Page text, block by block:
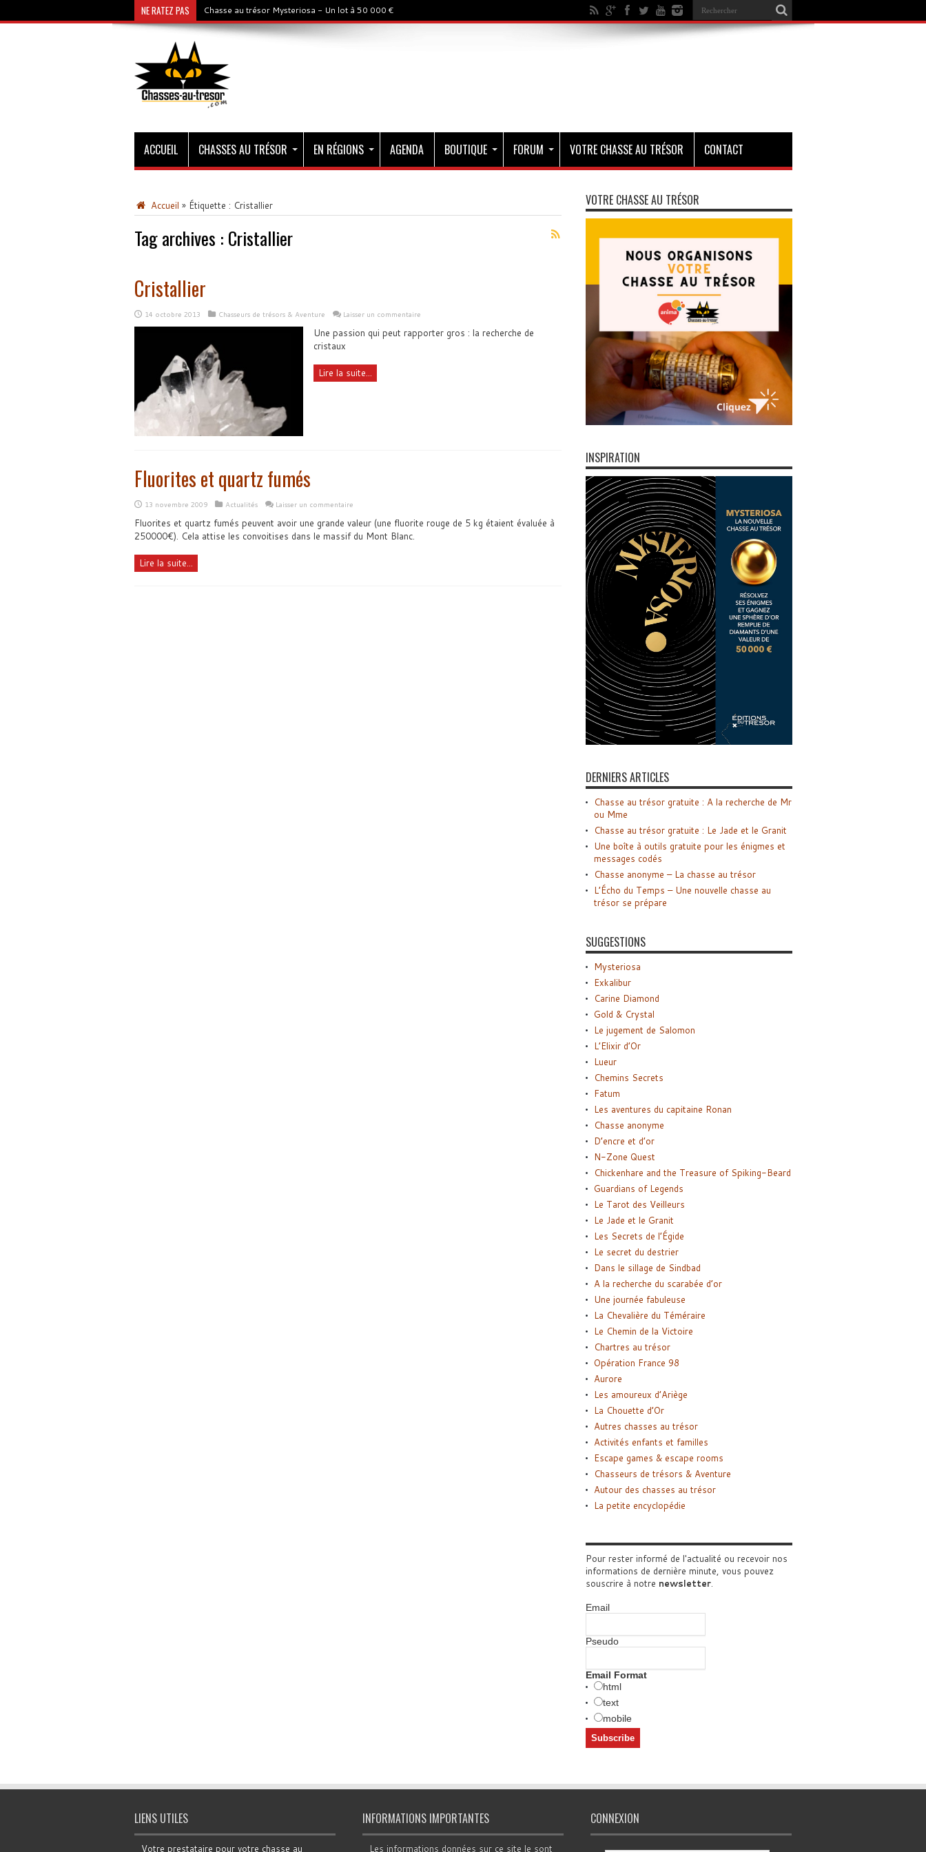
NE RATEZ PAS Chasse au trésor Mysteriosa - Un lot à 50 000 €
ACCUEIL CHASSES AU TRÉSOR EN RÉGIONS AGENDA BOUTIQUE FORUM VOTRE CHASSE AU TRÉSOR CONTACT
Accueil » Étiquette : Cristallier
Tag archives : Cristallier
Cristallier
14 octobre 2013 Chasseurs de trésors & Aventure Laisser un commentaire
Une passion qui peut rapporter gros : la recherche de
cristaux
Lire la suite...
Fluorites et quartz fumés
13 novembre 2009 Actualités Laisser un commentaire
Fluorites et quartz fumés peuvent avoir une grande valeur (une fluorite rouge de 5 kg étaient évaluée à
250000€). Cela attise les convoitises dans le massif du Mont Blanc.
Lire la suite...
VOTRE CHASSE AU TRÉSOR
INSPIRATION
DERNIERS ARTICLES
Chasse au trésor gratuite : A la recherche de Mr
ou Mme
Chasse au trésor gratuite : Le Jade et le Granit
Une boîte à outils gratuite pour les énigmes et
messages codés
Chasse anonyme – La chasse au trésor
L’Écho du Temps – Une nouvelle chasse au
trésor se prépare
SUGGESTIONS
Mysteriosa
Exkalibur
Carine Diamond
Gold & Crystal
Le jugement de Salomon
L’Elixir d’Or
Lueur
Chemins Secrets
Fatum
Les aventures du capitaine Ronan
Chasse anonyme
D’encre et d’or
N-Zone Quest
Chickenhare and the Treasure of Spiking-Beard
Guardians of Legends
Le Tarot des Veilleurs
Le Jade et le Granit
Les Secrets de l’Égide
Le secret du destrier
Dans le sillage de Sindbad
A la recherche du scarabée d’or
Une journée fabuleuse
La Chevalière du Téméraire
Le Chemin de la Victoire
Chartres au trésor
Opération France 98
Aurore
Les amoureux d’Ariège
La Chouette d’Or
Autres chasses au trésor
Activités enfants et familles
Escape games & escape rooms
Chasseurs de trésors & Aventure
Autour des chasses au trésor
La petite encyclopédie
Pour rester informé de l'actualité ou recevoir nos
informations de dernière minute, vous pouvez
souscrire à notre newsletter.
Email
Pseudo
Email Format
html
text
mobile
LIENS UTILES
Votre prestataire pour votre chasse au
INFORMATIONS IMPORTANTES
Les informations données sur ce site le sont
CONNEXION